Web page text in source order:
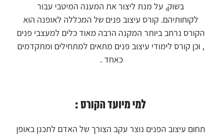
בשוק, על מנת ליצור את המענה המיטבי עבור
לקוחותיהם. קורס עיצוב פנים של המכללה לאופנה הוא
הקורס נרחב ביותר המקנה הרבה מאוד כלים למעצבי פנים
, וכן קורס לימודי עיצוב פנים מתאים למתחילים ומתקדמים
כאחד .
למי מיועד הקורס :
תחום עיצוב הפנים נוצר עקב הצורך של האדם לתכנן באופן